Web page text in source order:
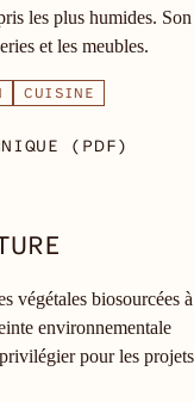
les plus humides. Son
et les meubles.
CUISINE
(PDF)
végétales biosourcées à
environnementale
pour les projets